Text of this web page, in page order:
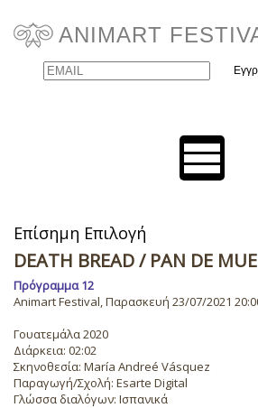
ANIMART
Email Name
Επίσημη Επιλογή
DEATH BREAD/ PAN DE
Πρόγραμμα 12
Animart Festival, Παρασκευή 23/07/2021
Γουατεμάλα 2020
Διάρκεια: 02:02
Σκηνοθεσία: María Andreé Vásquez
Παραγωγή/Σχολή: Esarte Digital
Γλώσσα διαλόγων: Ισπανικά